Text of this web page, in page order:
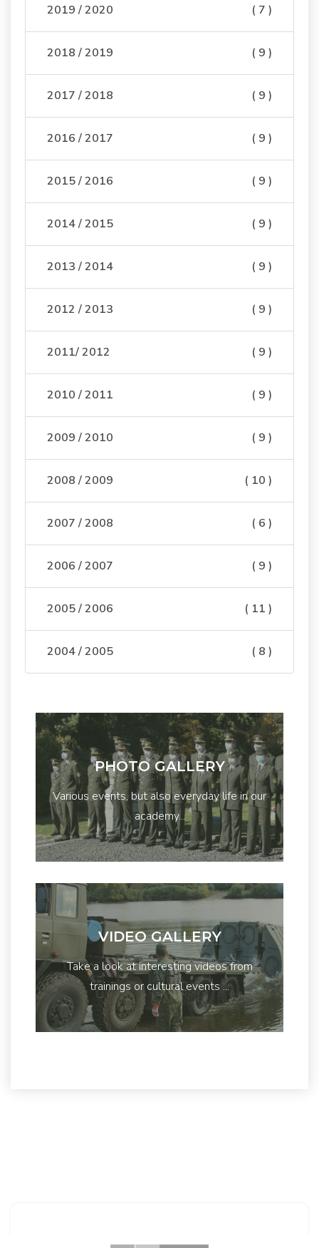
2019 / 2020 ( 7 )
2018 / 2019 ( 9 )
2017 / 2018 ( 9 )
2016 / 2017 ( 9 )
2015 / 2016 ( 9 )
2014 / 2015 ( 9 )
2013 / 2014 ( 9 )
2012 / 2013 ( 9 )
2011/ 2012 ( 9 )
2010 / 2011 ( 9 )
2009 / 2010 ( 9 )
2008 / 2009 ( 10 )
2007 / 2008 ( 6 )
2006 / 2007 ( 9 )
2005 / 2006 ( 11 )
2004 / 2005 ( 8 )
PHOTO GALLERY
Various events, but also everyday life in our
academy...
VIDEO GALLERY
Take a look at interesting videos from
trainings or cultural events ...